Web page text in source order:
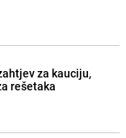
za kauciju,
rešetaka